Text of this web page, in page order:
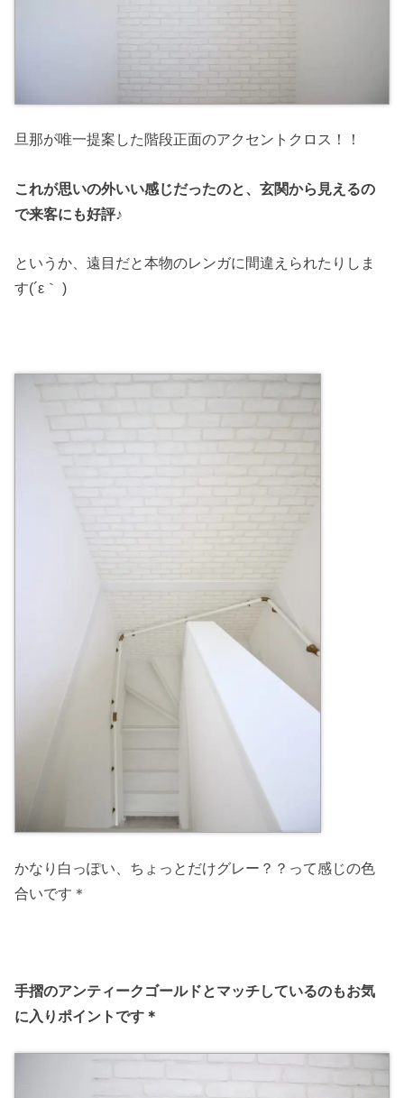
旦那が唯一提案した階段正面のアクセントクロス！！
これが思いの外いい感じだったのと、玄関から見えるの
で来客にも好評♪
というか、遠目だと本物のレンガに間違えられたりしま
す(´ε｀ )
かなり白っぽい、ちょっとだけグレー？？って感じの色
合いです＊
手摺のアンティークゴールドとマッチしているのもお気
に入りポイントです＊